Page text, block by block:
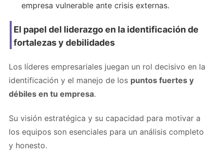
empresa vulnerable ante crisis externas.
El papel del liderazgo en la identificación de
fortalezas y debilidades
Los líderes empresariales juegan un rol decisivo en la
identificación y el manejo de los puntos fuertes y
débiles en tu empresa.
Su visión estratégica y su capacidad para motivar a
los equipos son esenciales para un análisis completo
y honesto.